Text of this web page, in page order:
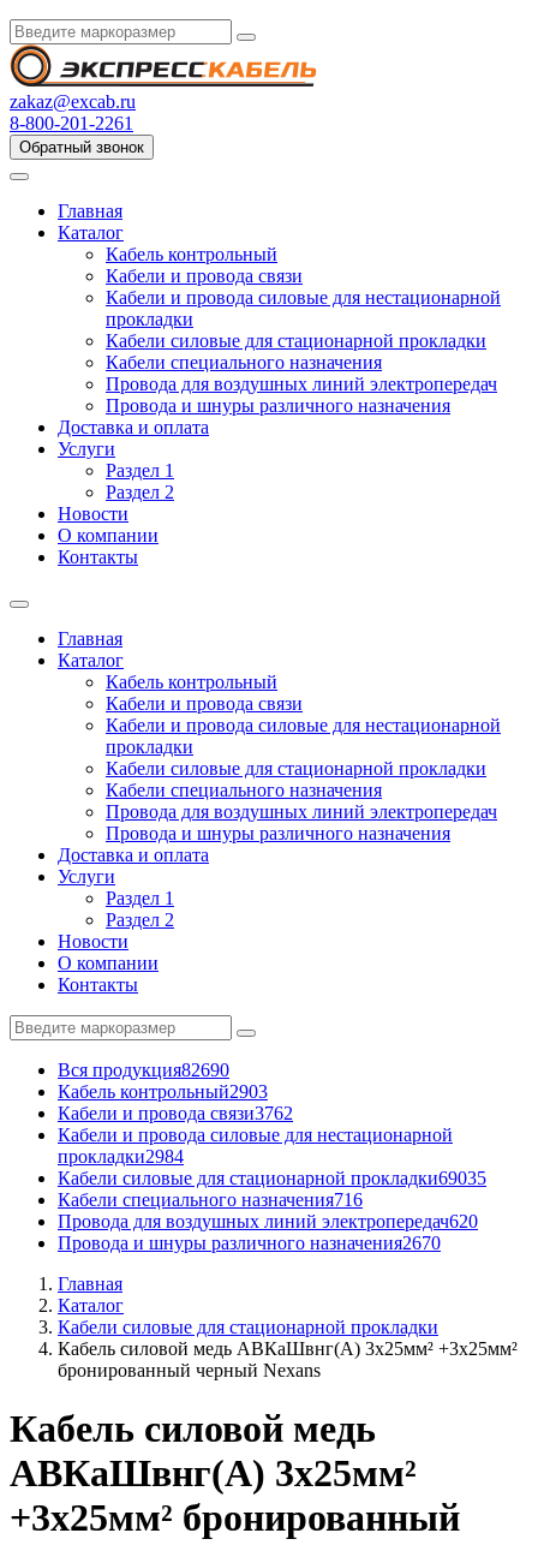
zakaz@excab.ru
8-800-201-2261
Обратный звонок
Главная
Каталог
Кабель контрольный
Кабели и провода связи
Кабели и провода силовые для нестационарной
прокладки
Кабели силовые для стационарной прокладки
Кабели специального назначения
Провода для воздушных линий электропередач
Провода и шнуры различного назначения
Доставка и оплата
Услуги
Раздел 1
Раздел 2
Новости
О компании
Контакты
Главная
Каталог
Кабель контрольный
Кабели и провода связи
Кабели и провода силовые для нестационарной
прокладки
Кабели силовые для стационарной прокладки
Кабели специального назначения
Провода для воздушных линий электропередач
Провода и шнуры различного назначения
Доставка и оплата
Услуги
Раздел 1
Раздел 2
Новости
О компании
Контакты
Вся продукция82690
Кабель контрольный2903
Кабели и провода связи3762
Кабели и провода силовые для нестационарной
прокладки2984
Кабели силовые для стационарной прокладки69035
Кабели специального назначения716
Провода для воздушных линий электропередач620
Провода и шнуры различного назначения2670
Главная
Каталог
Кабели силовые для стационарной прокладки
Кабель силовой медь АВКаШвнг(А) 3x25мм² +3x25мм²
бронированный черный Nexans
Кабель силовой медь
АВКаШвнг(А) 3x25мм²
+3x25мм² бронированный